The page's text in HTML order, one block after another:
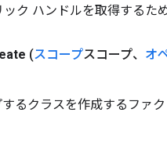
ク ハンドルを取得するた
(スコープスコープ、 オ
るクラスを作成するファ